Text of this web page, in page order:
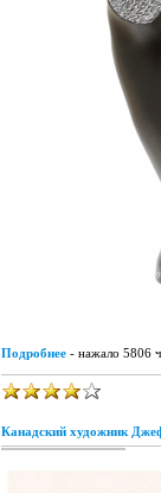
Подробнее - нажало 5806
Канадский художник